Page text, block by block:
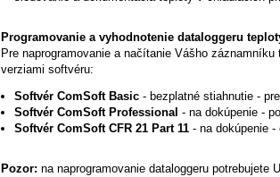
Programovanie a vyhodnotenie dataloggeru
Pre naprogramovanie a načítanie Vášho
verziami softvéru:
Softvér ComSoft Basic - bezplatné stiahnutie -
Softvér ComSoft Professional - na dokúpenie -
Softvér ComSoft CFR 21 Part 11 - na dokúpenie
Pozor: na naprogramovanie dataloggeru